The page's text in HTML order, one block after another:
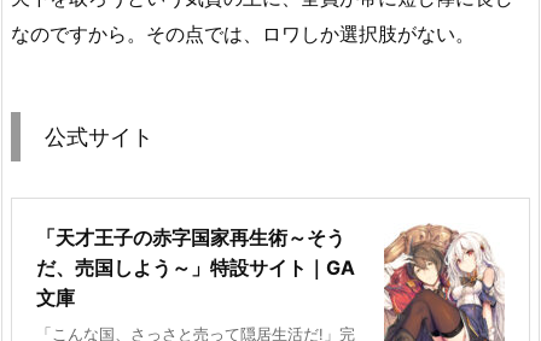
なのですから。その点では、ロワしか選択肢がない。
公式サイト
「天才王子の赤字国家再生術～そう
だ、売国しよう～」特設サイト｜GA
文庫
「こんな国、さっさと売って隠居生活だ!」完